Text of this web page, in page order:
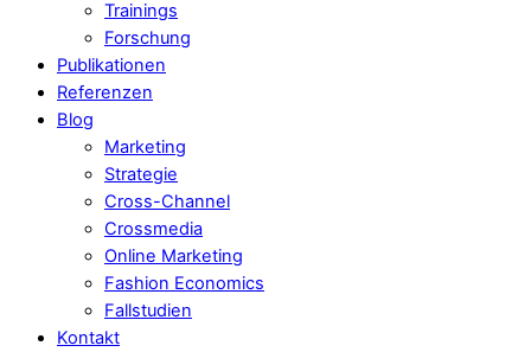
Trainings
Forschung
Publikationen
Referenzen
Blog
Marketing
Strategie
Cross-Channel
Crossmedia
Online Marketing
Fashion Economics
Fallstudien
Kontakt